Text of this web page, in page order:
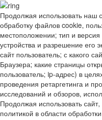
Продолжая использовать наш
обработку файлов cookie,
местоположении; тип и
устройства и разрешение его
сайт пользователь; с какого
Браузера; какие страницы
пользователь; ip-адрес) в
проведения ретаргетинга и
исследований и обзоров,
Продолжая использовать
политикой в области